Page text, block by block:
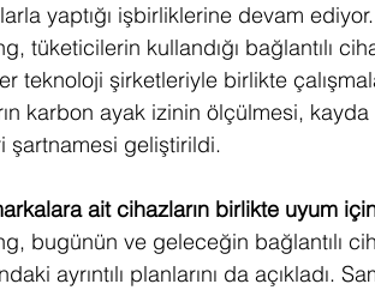
yaptığı işbirliklerine devam
tüketicilerin kullandığı bağlantılı
teknoloji şirketleriyle birlikte
karbon ayak izinin ölçülmesi,
şartnamesi geliştirildi.
ait cihazların birlikte uyum
bugünün ve geleceğin bağlantılı
ayrıntılı planlarını da açıkladı.